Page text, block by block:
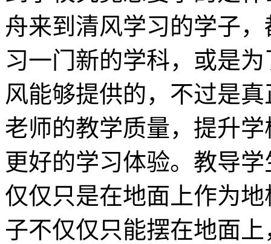
舟来到清风学习的学子
习一门新的学科，或是
风能够提供的，不过是
老师的教学质量，提升
更好的学习体验。教导
仅仅只是在地面上作为
子不仅仅只能摆在地面